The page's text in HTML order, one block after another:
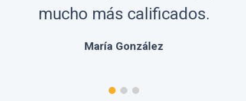
mucho más calificados.
María González